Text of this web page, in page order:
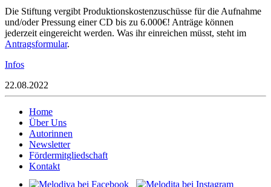
Die Stiftung vergibt Produktionskostenzuschüsse für die Aufnahme
und/oder Pressung einer CD bis zu 6.000€! Anträge können
jederzeit eingereicht werden. Was ihr einreichen müsst, steht im
Antragsformular.
Infos
22.08.2022
Home
Über Uns
Autorinnen
Newsletter
Fördermitgliedschaft
Kontakt